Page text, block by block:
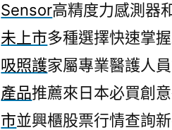
Sensor高精度力感測器
未上市多種選擇快速掌
吸照護家屬專業醫護人
產品推薦來日本必買創
市並興櫃股票行情查詢